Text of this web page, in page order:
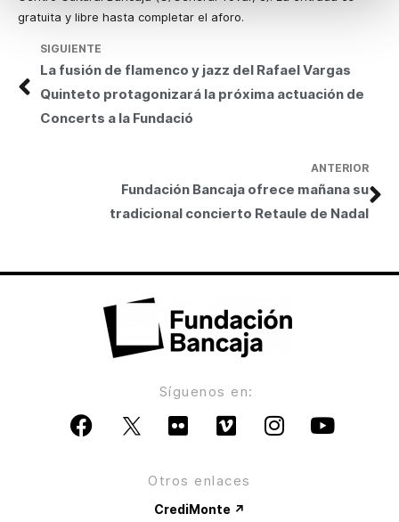
gratuita y libre hasta completar el aforo.
ANTERIOR
Fundación Bancaja ofrece mañana su
tradicional concierto Retaule de Nadal
SIGUIENTE
La fusión de flamenco y jazz del Rafael Vargas
Quinteto protagonizará la próxima actuación de
Concerts a la Fundació
Síguenos en:
Otros enlaces
CrediMonte ↗